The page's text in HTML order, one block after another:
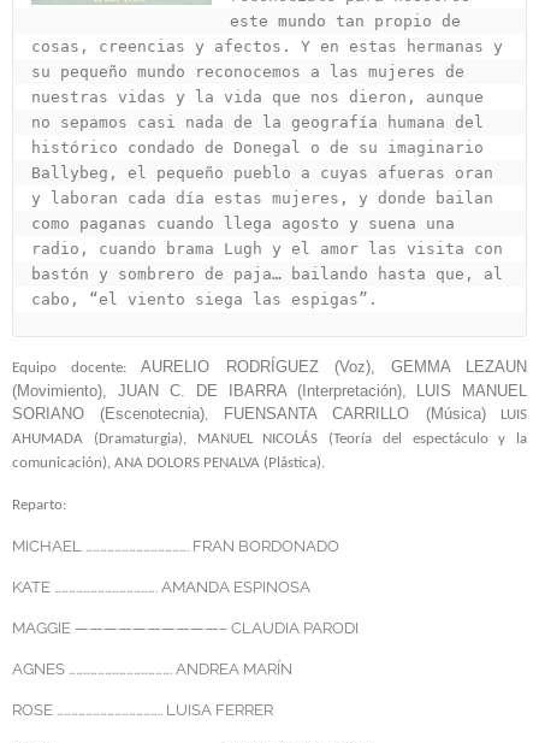
este mundo tan propio de
cosas, creencias y afectos. Y en estas hermanas y
su pequeño mundo reconocemos a las mujeres de
nuestras vidas y la vida que nos dieron, aunque
no sepamos casi nada de la geografía humana del
histórico condado de Donegal o de su imaginario
Ballybeg, el pequeño pueblo a cuyas afueras oran
y laboran cada día estas mujeres, y donde bailan
como paganas cuando llega agosto y suena una
radio, cuando brama Lugh y el amor las visita con
bastón y sombrero de paja… bailando hasta que, al
cabo, “el viento siega las espigas”.
Equipo docente:AURELIO RODRÍGUEZ (Voz), GEMMA LEZAUN
(Movimiento), JUAN C. DE IBARRA (Interpretación),
LUIS MANUEL
SORIANO (Escenotecnia), FUENSANTA CARRILLO (Música)LUIS
AHUMADA (Dramaturgia), MANUEL NICOLÁS (Teoría del espectáculo y la
comunicación), ANA DOLORS PENALVA (Plástica).
Reparto:
MICHAEL ……………………………………. FRAN BORDONADO
KATE ……………………………………. AMANDA ESPINOSA
MAGGIE ——————————– CLAUDIA PARODI
AGNES ……………………………………. ANDREA MARÍN
ROSE …………………………………….. LUISA FERRER